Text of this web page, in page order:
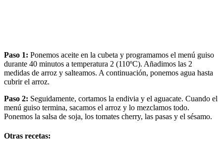
Paso 1: Ponemos aceite en la cubeta y programamos el menú guiso
durante 40 minutos a temperatura 2 (110ºC). Añadimos las 2
medidas de arroz y salteamos. A continuación, ponemos agua hasta
cubrir el arroz.
Paso 2: Seguidamente, cortamos la endivia y el aguacate. Cuando el
menú guiso termina, sacamos el arroz y lo mezclamos todo.
Ponemos la salsa de soja, los tomates cherry, las pasas y el sésamo.
Otras recetas: